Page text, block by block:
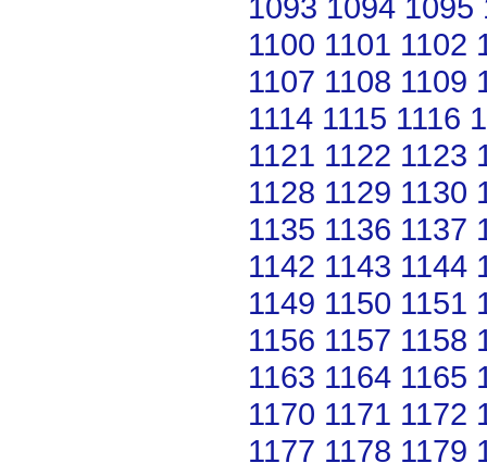
1100 1101 1102
1107 1108 1109
1114 1115 1116
1121 1122 1123
1128 1129 1130
1135 1136 1137
1142 1143 1144
1149 1150 1151
1156 1157 1158
1163 1164 1165
1170 1171 1172
1177 1178 1179